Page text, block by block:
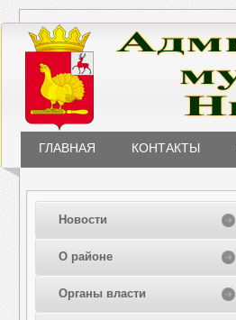
ГЛАВНАЯ КОНТАКТЫ
Новости
О районе
Органы власти